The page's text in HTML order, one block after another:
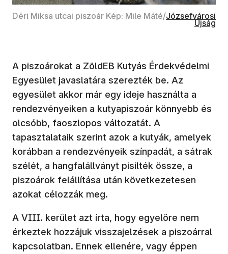
Déri Miksa utcai piszoár Kép: Mile Máté/(új ablakban
Józsefvárosi
Újság
A piszoárokat a ZöldEB Kutyás Érdekvédelmi
Egyesület javaslatára szerezték be. Az
egyesület akkor már egy ideje használta a
rendezvényeiken a kutyapiszoár könnyebb és
olcsóbb, faoszlopos változatát. A
tapasztalataik szerint azok a kutyák, amelyek
korábban a rendezvényeik színpadát, a sátrak
szélét, a hangfalállványt pisilték össze, a
piszoárok felállítása után következetesen
azokat célozzák meg.
A VIII. kerület azt írta, hogy egyelőre nem
érkeztek hozzájuk visszajelzések a piszoárral
kapcsolatban. Ennek ellenére, vagy éppen